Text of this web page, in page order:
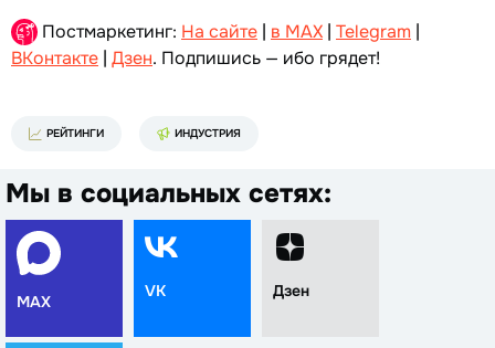
Постмаркетинг: На сайте | в MAX | Telegram |
ВКонтакте | Дзен. Подпишись — ибо грядет!
РЕЙТИНГИ ИНДУСТРИЯ
Мы в социальных сетях:
MAX
VK Дзен